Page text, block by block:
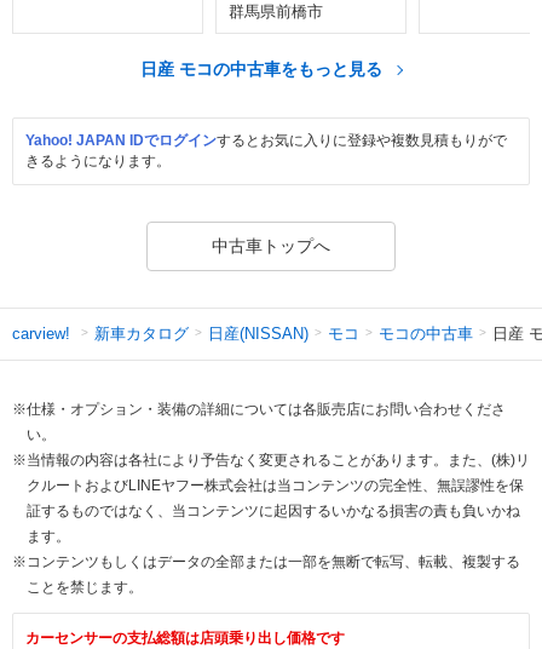
群馬県前橋市
日産 モコの中古車をもっと見る
Yahoo! JAPAN IDでログインするとお気に入りに登録や複数見積もりがで
きるようになります。
中古車トップへ
carview! 新車カタログ 日産(NISSAN) モコ モコの中古車 日産
※仕様・オプション・装備の詳細については各販売店にお問い合わせくださ
い。
※当情報の内容は各社により予告なく変更されることがあります。また、(株)リ
クルートおよびLINEヤフー株式会社は当コンテンツの完全性、無誤謬性を保
証するものではなく、当コンテンツに起因するいかなる損害の責も負いかね
ます。
※コンテンツもしくはデータの全部または一部を無断で転写、転載、複製する
ことを禁じます。
カーセンサーの支払総額は店頭乗り出し価格です